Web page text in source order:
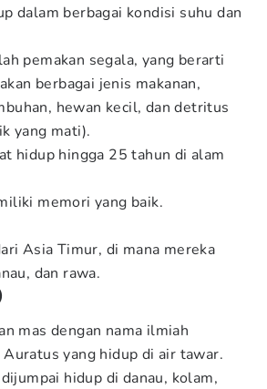
dalam berbagai kondisi suhu dan
pemakan segala, yang berarti
berbagai jenis makanan,
hewan kecil, dan detritus
yang mati).
hidup hingga 25 tahun di alam
memori yang baik.
Asia Timur, di mana mereka
dan rawa.
mas dengan nama ilmiah
yang hidup di air tawar.
hidup di danau, kolam,